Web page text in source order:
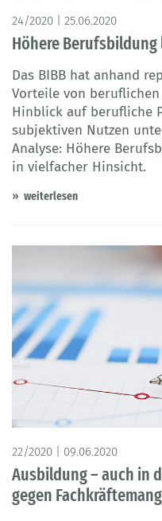
© Adobe Stock, jirsak
24/2020 | 25.06.2020
Höhere
Das BIBB hat anhand
Vorteile von
Hinblick auf berufliche
subjektiven Nutzen
Analyse: Höhere
in vielfacher Hinsicht.
weiterlesen
© H_Ko – Adobe Stock
22/2020 | 09.06.2020
Ausbildung – auch in
gegen